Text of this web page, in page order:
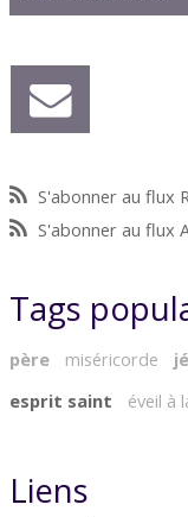
S'abonner au flux
S'abonner au flux
Tags
père miséricorde
esprit saint
éveil à
Liens